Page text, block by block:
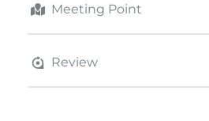
Meeting Point
Review